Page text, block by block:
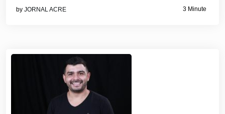
by JORNAL ACRE 3 Minute